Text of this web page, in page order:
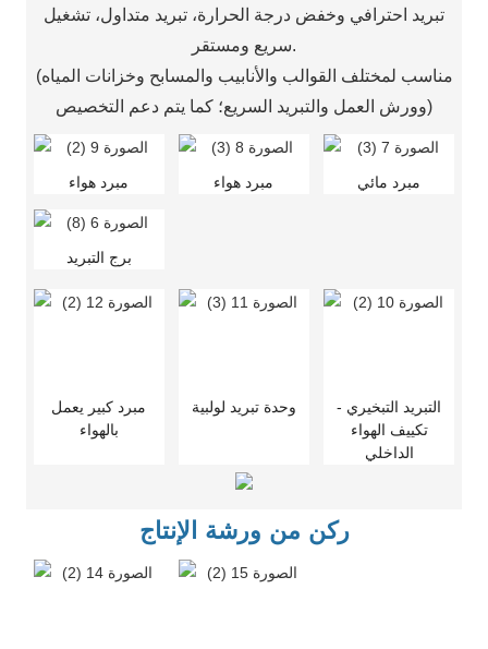
تبريد احترافي وخفض درجة الحرارة، تبريد متداول، تشغيل
سريع ومستقر.
(مناسب لمختلف القوالب والأنابيب والمسابح وخزانات المياه
وورش العمل والتبريد السريع؛ كما يتم دعم التخصيص)
مبرد هواء مبرد هواء مبرد مائي
برج التبريد
مبرد كبير يعمل
بالهواء
وحدة تبريد لولبية
التبريد التبخيري -
تكييف الهواء
الداخلي
ركن من ورشة الإنتاج